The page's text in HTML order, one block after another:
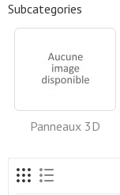
Subcategories
Panneaux 3D